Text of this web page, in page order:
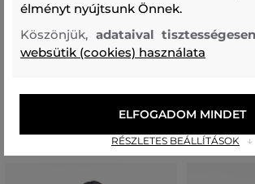
PRINT STRIPE LSLV TOP
Elérhető méretek:
KNIT DAY TOP
Elérhető
XS S , M L, XL
élményt nyújtsunk Önnek.
Köszönjük, adataival
websütik (cookies) használata
RÉSZLETES BEÁLLÍTÁSOK
ELFOGADOM MINDET